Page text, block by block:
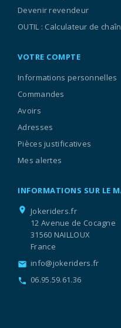
Devenir revendeur
OUTIL : Calculateur de
VOTRE COMPTE
Informations personnelles
Commandes
Avoirs
Adresses
Pièces justificatives
Mes alertes
INFORMATIONS SUR LE
location_on
Jokeriders.fr
12 Avenue de Cocagne
31560 NAILLOUX
France
email info@jokeriders.fr
call 06.95.59.61.36